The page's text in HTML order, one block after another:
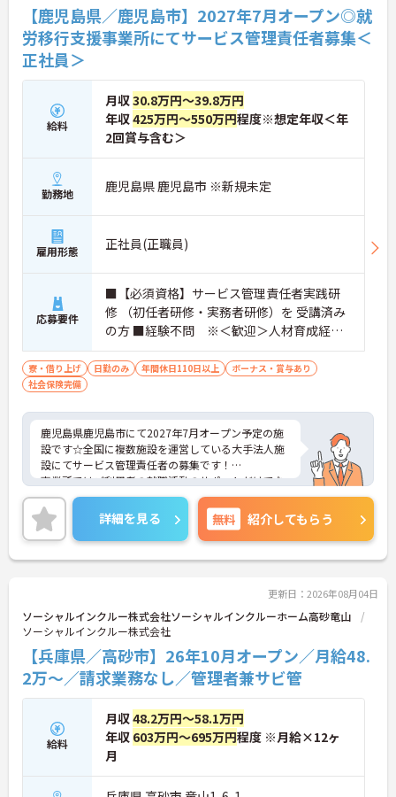
【鹿児島県／鹿児島市】2027年7月オープン◎就
労移行支援事業所にてサービス管理責任者募集＜
正社員＞
給料
月収30.8万円～39.8万円
年収425万円～550万円程度※想定年収＜年
2回賞与含む＞
勤務地 鹿児島県 鹿児島市 ※新規未定
雇用形態 正社員(正職員)
応募要件
■【必須資格】サービス管理責任者実践研
修 （初任者研修・実務者研修）を 受講済み
の方 ■経験不問 ※＜歓迎＞人材育成経験
などがある方／施設等での管理職経験があ
る方（5名前後のマネジメント）
寮・借り上げ 日勤のみ 年間休日110日以上
ボーナス・賞与あり
社会保険完備
鹿児島県鹿児島市にて2027年7月オープン予定の施
設です☆全国に複数施設を運営している大手法人施
設にてサービス管理責任者の募集です！
事業所ではご利用者の就職活動のサポートだけでな
く、定着支援まで一貫して関われる点が魅力で、一
人ひとりの特性や希望に寄り添った支援を大切にさ
れています。研修や学びの機会も豊富で、業務に不
安がある方でも安心して成長できる、やりがいのあ
る職場です◎ご興味のある方には、面接対策ポイン
詳細を見る 無料 紹介してもらう
更新日：2026年08月04日
ソーシャルインクルー株式会社ソーシャルインクルーホーム高砂竜山
ソーシャルインクルー株式会社
【兵庫県／高砂市】26年10月オープン／月給48.
2万～／請求業務なし／管理者兼サビ管
給料
月収48.2万円～58.1万円
年収 603万円～695万円程度 ※月給×12ヶ
月